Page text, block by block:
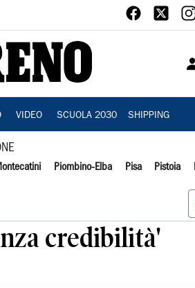
VIDEO SCUOLA 2030 SHIPPING
Piombino-Elba Pisa Pistoia
credibilità'